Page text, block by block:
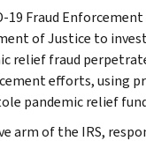
19 Fraud
of Justice to
relief fraud
efforts, using
pandemic relief
arm of the IRS,